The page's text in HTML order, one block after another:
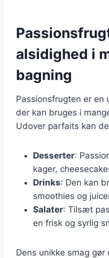
alsidighed i
bagning
Passionsfrugten er en
der kan bruges i
Udover parfaits kan
Desserter:
kager,
Drinks: Den kan
smoothies og
Salater: Tilsæt
en frisk og syrlig
Dens unikke smag